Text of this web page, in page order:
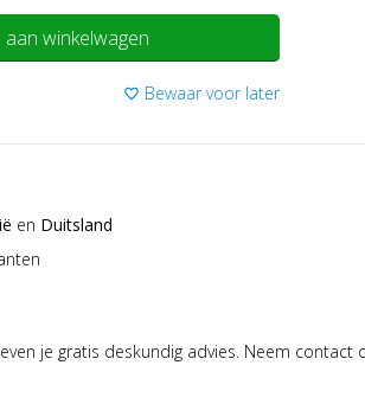
winkelwagen
favorite_border Bewaar voor later
en Duitsland
je gratis deskundig advies. Neem contact